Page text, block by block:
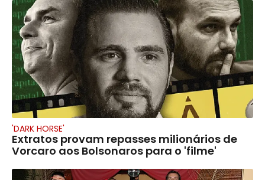
'DARK HORSE'
Extratos provam repasses milionários de
Vorcaro aos Bolsonaros para o 'filme'